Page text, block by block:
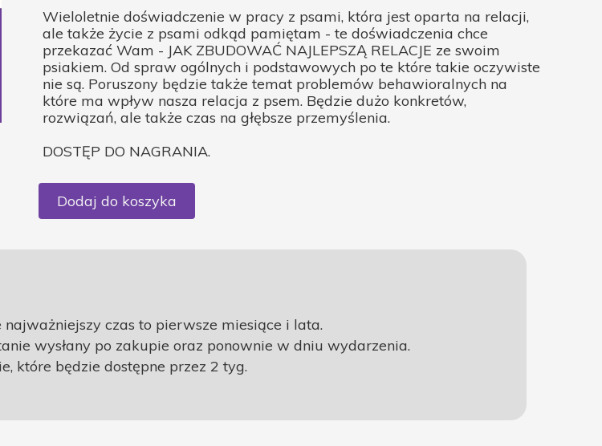
Dodaj do koszyka
Wieloletnie doświadczenie w pracy z psami, która jest oparta na relacji,
ale także życie z psami odkąd pamiętam - te doświadczenia chce
przekazać Wam - JAK ZBUDOWAĆ NAJLEPSZĄ RELACJE ze swoim
psiakiem. Od spraw ogólnych i podstawowych po te które takie oczywiste
nie są. Poruszony będzie także temat problemów behawioralnych na
które ma wpływ nasza relacja z psem. Będzie dużo konkretów,
rozwiązań, ale także czas na głębsze przemyślenia.
DOSTĘP DO NAGRANIA.
czas to pierwsze miesiące i lata.
wysłany po zakupie oraz ponownie w dniu wydarzenia.
które będzie dostępne przez 2 tyg.